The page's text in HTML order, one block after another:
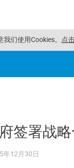
们使用Cookies。 点
签署战
年12月30日